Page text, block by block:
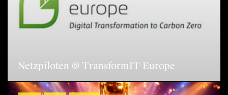
Netzpiloten @ TransformIT Europe